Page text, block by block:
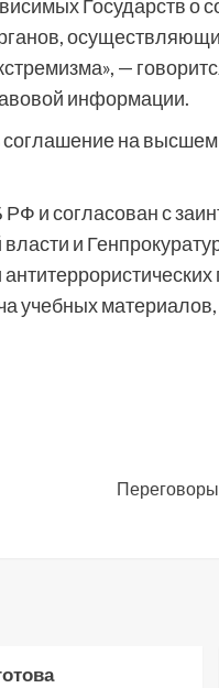
Государств о
—
информации.
на высшем
и согласован с
и
учебных